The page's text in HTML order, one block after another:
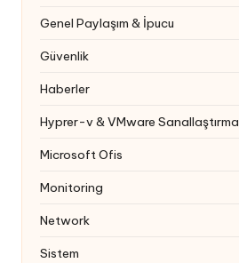
Genel Paylaşım & İpucu
Güvenlik
Haberler
Hyprer-v & VMware Sanallaştırma
Microsoft Ofis
Monitoring
Network
Sistem